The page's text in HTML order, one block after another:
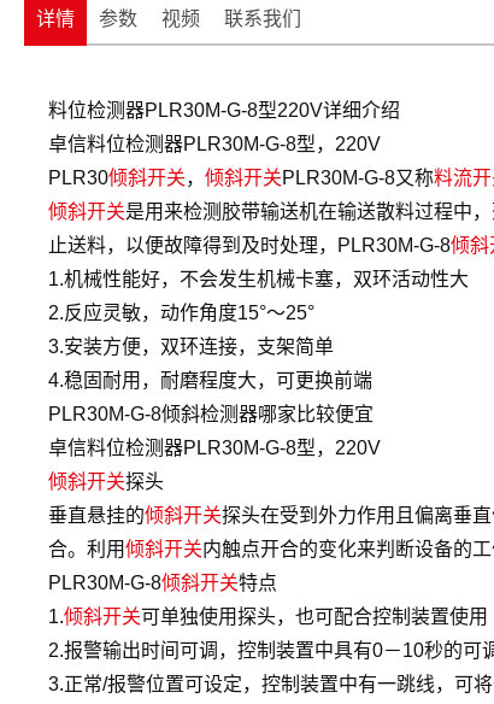
详情 参数 视频 联系我们
料位检测器PLR30M-G-8型220V详细介
卓信料位检测器PLR30M-G-8型，220V
PLR30倾斜开关， 倾斜开关PLR30M-G-8又称料流
倾斜开关是用来检测胶带输送机在输送散料过程中
止送料，以便故障得到及时处理，PLR30M-G-8倾斜
1.机械性能好，不会发生机械卡塞，双环活动性大
2.反应灵敏，动作角度15°～25°
3.安装方便，双环连接，支架简单
4.稳固耐用，耐磨程度大，可更换前端
PLR30M-G-8倾斜检测器哪家比较便宜
卓信料位检测器PLR30M-G-8型，220V
倾斜开关探头
垂直悬挂的倾斜开关探头在受到外力作用且偏离垂
合。利用倾斜开关内触点开合的变化来判断设备的
PLR30M-G-8倾斜开关特点
1.倾斜开关可单独使用探头，也可配合控制装置使用
2.报警输出时间可调，控制装置中具有0－10秒的可
3.正常/报警位置可设定，控制装置中有一跳线，可